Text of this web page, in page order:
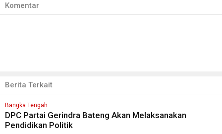
Komentar
Berita Terkait
Bangka Tengah
DPC Partai Gerindra Bateng Akan Melaksanakan
Pendidikan Politik